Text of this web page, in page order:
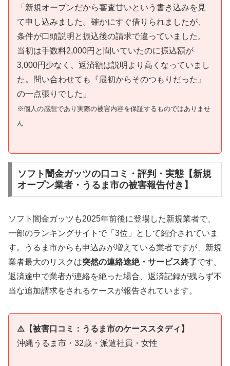
「新規オープンだから審査甘いという書き込みを見
て申し込みました。確かにすぐ借りられましたが、
条件が口頭説明と振込後の請求で違っていました。
当初は手数料2,000円と聞いていたのに振込額が
3,000円少なく、返済額は説明より高くなっていまし
た。問い合わせても『最初からそのつもりだった』
の一点張りでした」
※個人の感想であり実際の被害内容を保証するものではありませ
ん
ソフト闇金ガッツの口コミ・評判・実態【新規
オープン業者・うるま市の被害報告付き】
ソフト闇金ガッツも2025年前後に登場した新規業者で、
一部のランキングサイトで「3位」として紹介されていま
す。うるま市からも申込みが増えている業者ですが、新規
業者最大のリスクは突然の連絡途絶・サービス終了です。
返済途中で業者が連絡を絶った場合、返済記録が残らず不
当な追加請求をされるケースが報告されています。
⚠️【被害口コミ：うるま市のケーススタディ】
沖縄うるま市・32歳・派遣社員・女性